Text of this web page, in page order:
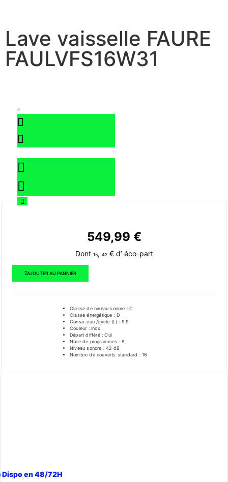
Lave vaisselle FAURE
FAULVFS16W31
549,99 €
Dont 15, 42€ d’ éco-part
AJOUTER AU PANNIER
Classe de niveau sonore : C
Classe énergétique : D
Conso. eau /cycle (L) : 9.9
Couleur : Inox
Départ différé : Oui
Nbre de programmes : 9
Niveau sonore : 42 dB
Nombre de couverts standard : 16
en 48/72H